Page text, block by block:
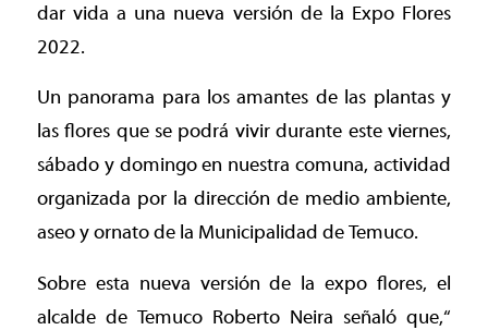
dar vida a una nueva versión de la Expo Flores
2022.
Un panorama para los amantes de las plantas y
las flores que se podrá vivir durante este viernes,
sábado y domingo en nuestra comuna, actividad
organizada por la dirección de medio ambiente,
aseo y ornato de la Municipalidad de Temuco.
Sobre esta nueva versión de la expo flores, el
alcalde de Temuco Roberto Neira señaló que,“